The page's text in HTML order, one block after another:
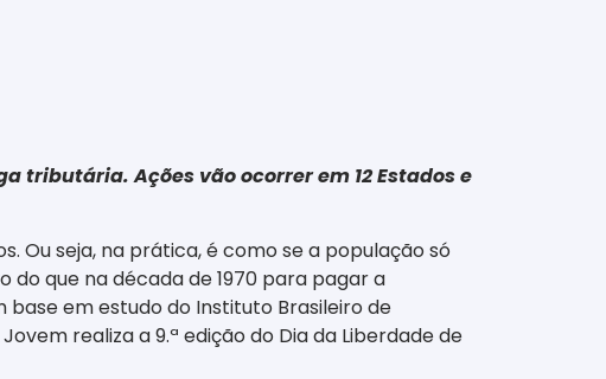
tributária. Ações vão ocorrer em 12 Estados e
Ou seja, na prática, é como se a população só
que na década de 1970 para pagar a
em estudo do Instituto Brasileiro de
realiza a 9.ª edição do Dia da Liberdade de